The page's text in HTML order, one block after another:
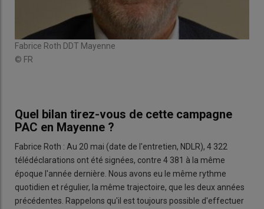
Fabrice Roth DDT Mayenne
© FR
Quel bilan tirez-vous de cette campagne
PAC en Mayenne ?
Fabrice Roth : Au 20 mai (date de l'entretien, NDLR), 4 322
télédéclarations ont été signées, contre 4 381 à la même
époque l'année dernière. Nous avons eu le même rythme
quotidien et régulier, la même trajectoire, que les deux années
précédentes. Rappelons qu'il est toujours possible d'effectuer